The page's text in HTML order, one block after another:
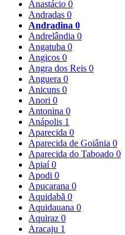
Anastácio 0
Andradas 0
Andradina 0
Andrelândia 0
Angatuba 0
Angicos 0
Angra dos Reis 0
Anguera 0
Anicuns 0
Anori 0
Antonina 0
Anápolis 1
Aparecida 0
Aparecida de Goiânia 0
Aparecida do Taboado 0
Apiaí0
Apodi 0
Apucarana 0
Aquidabã 0
Aquidauana 0
Aquiraz 0
Aracaju 1